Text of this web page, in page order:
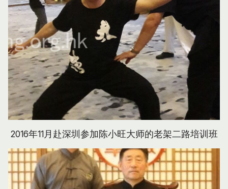
2016年11月赴深圳参加陈小旺大师的老架二路培训班